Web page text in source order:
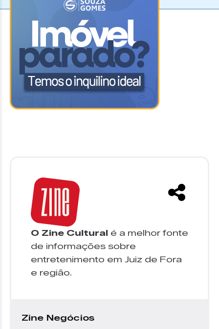
O Zine Cultural é a melhor fonte
de informações sobre
entretenimento em Juiz de Fora
e região.
Zine Negócios